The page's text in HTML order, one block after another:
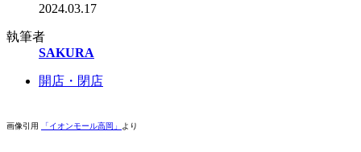
2024.03.17
執筆者
SAKURA
開店・閉店
画像引用 「イオンモール高岡」 より